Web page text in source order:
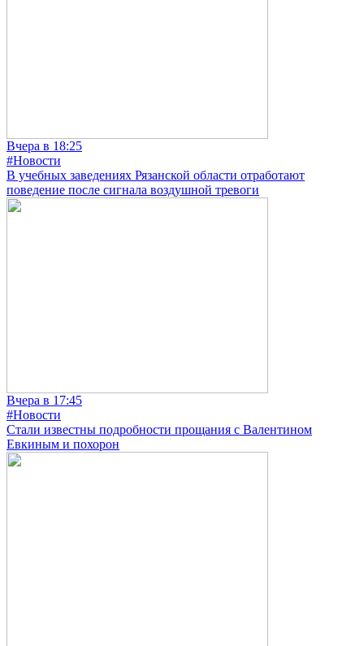
Вчера в 18:25
#Новости
В учебных заведениях Рязанской области отработают
поведение после сигнала воздушной тревоги
Вчера в 17:45
#Новости
Стали известны подробности прощания с Валентином
Евкиным и похорон